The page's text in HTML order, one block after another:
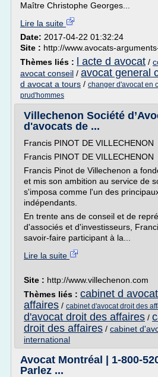
Maître Christophe Georges...
Lire la suite
Date: 2017-04-22 01:32:24
Site : http://www.avocats-
Thèmes liés :
l acte d avocat /
avocat conseil / avocat general
d avocat a tours / changer d'avocat en
prud'hommes
Villechenon Société
d'avocats de ...
Francis PINOT DE VILLECHENON
Francis PINOT DE VILLECHENON
Francis Pinot de Villechenon a
et mis son ambition au service de
s'imposa comme l'un des
indépendants.
En trente ans de conseil et de
d'associés et d'investisseurs,
savoir-faire participant à la...
Lire la suite
Site : http://www.villechenon.com
Thèmes liés : cabinet d
affaires / cabinet d'avocat droit des
d'avocat droit des affaires /
droit des affaires / cabinet
international
Avocat Montréal | 1-800-
Parlez ...